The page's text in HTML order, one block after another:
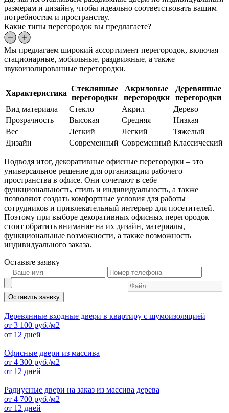
размерам и дизайну, чтобы идеально соответствовать вашим
потребностям и пространству.
Какие типы перегородок вы предлагаете?
Мы предлагаем широкий ассортимент перегородок, включая
стационарные, мобильные, раздвижные, а также
звукоизолированные перегородки.
Характеристика
Стеклянные
перегородки
Акриловые
перегородки
Деревянные
перегородки
Вид материала
Стекло Акрил
Дерево
Прозрачность
Высокая Средняя
Низкая
Вес
Легкий Легкий
Тяжелый
Дизайн
Современный Современный Классический
Подводя итог, декоративные офисные перегородки – это
универсальное решение для организации рабочего
пространства в офисе. Они сочетают в себе
функциональность, стиль и индивидуальность, а также
позволяют создать комфортные условия для работы
сотрудников и привлекательный интерьер для посетителей.
Поэтому при выборе декоративных офисных перегородок
стоит обратить внимание на их дизайн, материалы,
функциональные возможности, а также возможность
индивидуального заказа.
Оставьте заявку
Оставить заявку
Деревянные входные двери в квартиру с шумоизоляцией
от 3 100 руб./м2
от 12 дней
Офисные двери из массива
от 4 300 руб./м2
от 12 дней
Радиусные двери на заказ из массива дерева
от 4 700 руб./м2
от 12 дней